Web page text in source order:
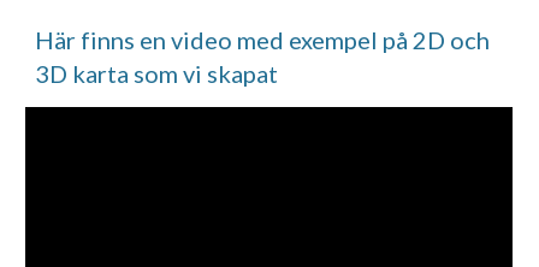
Här finns en video med exempel på 2D och
3D karta som vi skapat